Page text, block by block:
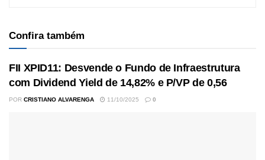
Confira também
FII XPID11: Desvende o Fundo de Infraestrutura
com Dividend Yield de 14,82% e P/VP de 0,56
POR CRISTIANO ALVARENGA 11/10/2025 0